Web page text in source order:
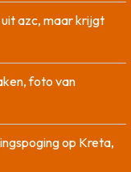
azc, maar krijgt
foto van
op Kreta,